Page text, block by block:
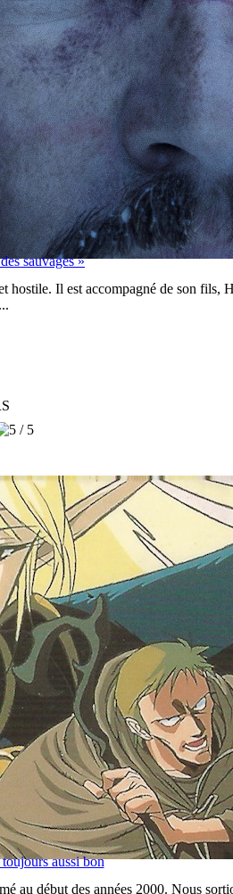
sauvages »
Il est accompagné de son fils,
aussi bon
au début des années 2000. Nous